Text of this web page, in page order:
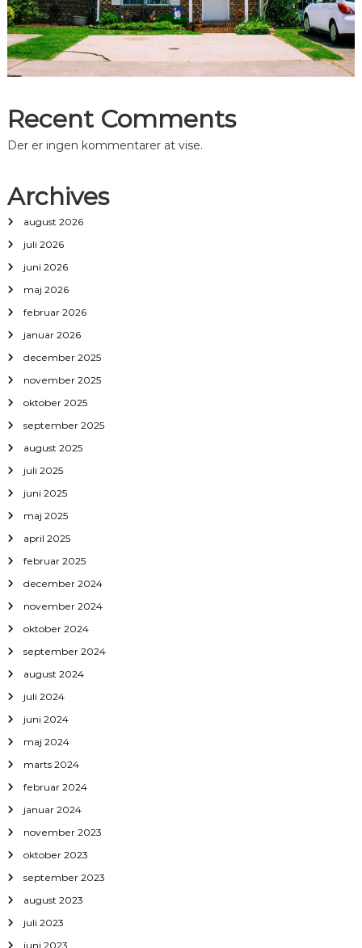
Recent Comments
Der er ingen kommentarer at vise.
Archives
august 2026
juli 2026
juni 2026
maj 2026
februar 2026
januar 2026
december 2025
november 2025
oktober 2025
september 2025
august 2025
juli 2025
juni 2025
maj 2025
april 2025
februar 2025
december 2024
november 2024
oktober 2024
september 2024
august 2024
juli 2024
juni 2024
maj 2024
marts 2024
februar 2024
januar 2024
november 2023
oktober 2023
september 2023
august 2023
juli 2023
juni 2023